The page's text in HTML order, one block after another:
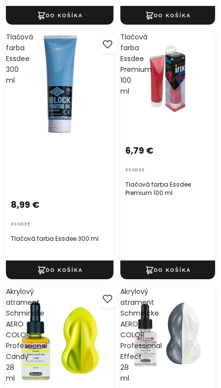
Tlačová
farba
Essdee
300
ml
Tlačová farba Essdee 300 ml
8,99 €
ESSDEE
Tlačová
farba
Essdee
Premium
100
ml
Tlačová farba Essdee
Premium 100 ml
6,79 €
ESSDEE
Akrylový
atrament
Schmincke
AERO
COLOR
Professional
Candy
28
ml
Akrylový
atrament
Schmincke
AERO
COLOR
Professional
Effect
28
ml